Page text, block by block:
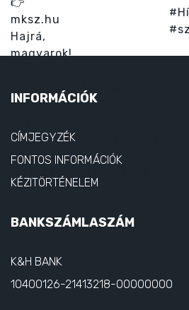
INFORMÁCIÓK
CÍMJEGYZÉK
FONTOS INFORMÁCIÓK
KÉZITÖRTÉNELEM
BANKSZÁMLASZÁM
K&H BANK
10400126-21413218-00000000